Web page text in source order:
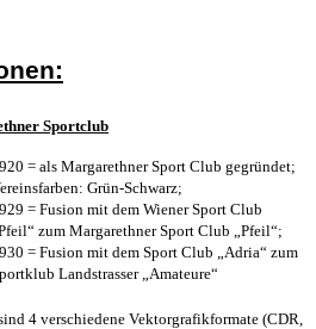
Sportclub
= als Margarethner Sport Club gegründet;
Grün-Schwarz;
= Fusion mit dem Wiener Sport Club
zum Margarethner Sport Club „Pfeil“;
= Fusion mit dem Sport Club „Adria“ zum
Landstrasser „Amateure“
4 verschiedene Vektorgrafikformate (CDR,